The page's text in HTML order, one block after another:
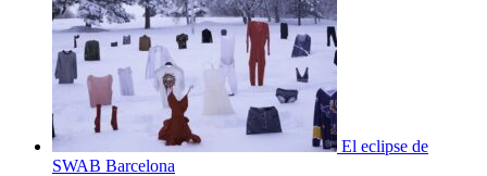
El eclipse de
SWAB Barcelona